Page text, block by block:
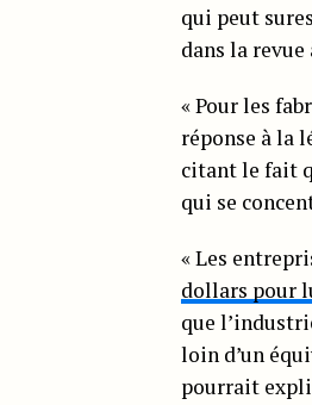
qui peut
dans la
« Pour les
réponse à la
citant le fait
qui se
« Les
dollars pour
que
loin d’un
pourrait